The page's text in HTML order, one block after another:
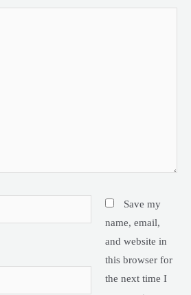
Save my
name, email,
and website in
this browser for
the next time I